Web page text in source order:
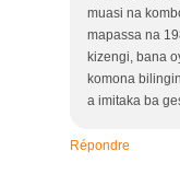
muasi na
mapassa na
kizengi, bana
komona
a imitaka ba
Répondre